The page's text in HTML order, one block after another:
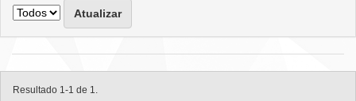
Resultado 1-1 de 1.